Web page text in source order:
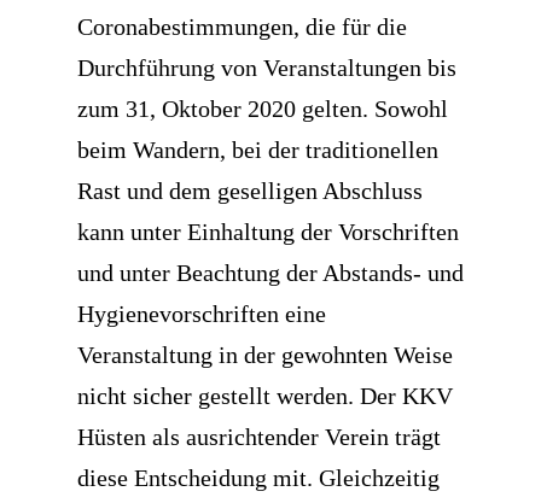
Coronabestimmungen, die für die
Durchführung von Veranstaltungen bis
zum 31, Oktober 2020 gelten. Sowohl
beim Wandern, bei der traditionellen
Rast und dem geselligen Abschluss
kann unter Einhaltung der Vorschriften
und unter Beachtung der Abstands- und
Hygienevorschriften eine
Veranstaltung in der gewohnten Weise
nicht sicher gestellt werden. Der KKV
Hüsten als ausrichtender Verein trägt
diese Entscheidung mit. Gleichzeitig